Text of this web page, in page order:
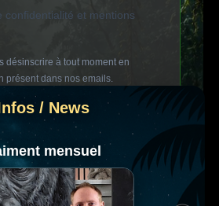
confidentialité et mentions
désinscrire à tout moment en
présent dans nos emails.
/ News
mensuel